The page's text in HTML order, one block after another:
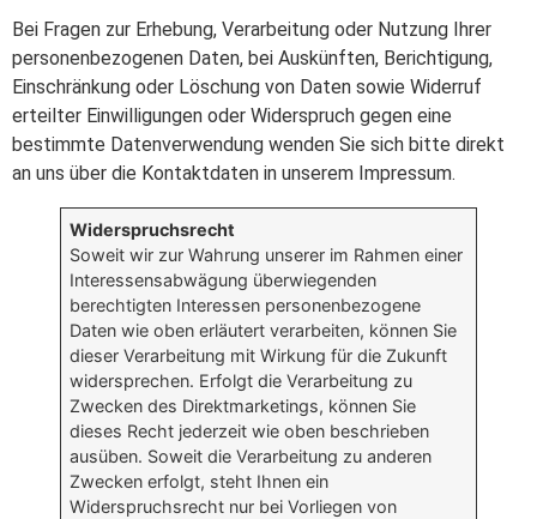
Bei Fragen zur Erhebung, Verarbeitung oder Nutzung Ihrer
personenbezogenen Daten, bei Auskünften, Berichtigung,
Einschränkung oder Löschung von Daten sowie Widerruf
erteilter Einwilligungen oder Widerspruch gegen eine
bestimmte Datenverwendung wenden Sie sich bitte direkt
an uns über die Kontaktdaten in unserem Impressum.
Widerspruchsrecht
Soweit wir zur Wahrung unserer im Rahmen einer
Interessensabwägung überwiegenden
berechtigten Interessen personenbezogene
Daten wie oben erläutert verarbeiten, können Sie
dieser Verarbeitung mit Wirkung für die Zukunft
widersprechen. Erfolgt die Verarbeitung zu
Zwecken des Direktmarketings, können Sie
dieses Recht jederzeit wie oben beschrieben
ausüben. Soweit die Verarbeitung zu anderen
Zwecken erfolgt, steht Ihnen ein
Widerspruchsrecht nur bei Vorliegen von